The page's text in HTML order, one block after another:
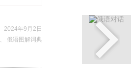
2024年9月2日
、 俄语图解词典